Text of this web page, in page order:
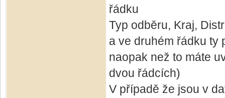
řádku
Typ odběru, Kraj,
a ve druhém řádku ty
naopak než to máte
dvou řádcích)
V případě že jsou v